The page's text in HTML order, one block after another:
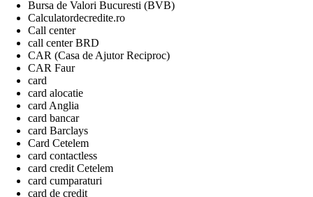
Bursa de Valori Bucuresti (BVB)
Calculatordecredite.ro
Call center
call center BRD
CAR (Casa de Ajutor Reciproc)
CAR Faur
card
card alocatie
card Anglia
card bancar
card Barclays
Card Cetelem
card contactless
card credit Cetelem
card cumparaturi
card de credit